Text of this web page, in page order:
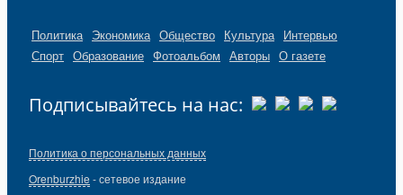
Политика Экономика Общество Культура Интервью
Спорт Образование Фотоальбом Авторы О газете
Подписывайтесь на нас:
Политика о персональных данных
Orenburzhie - сетевое издание